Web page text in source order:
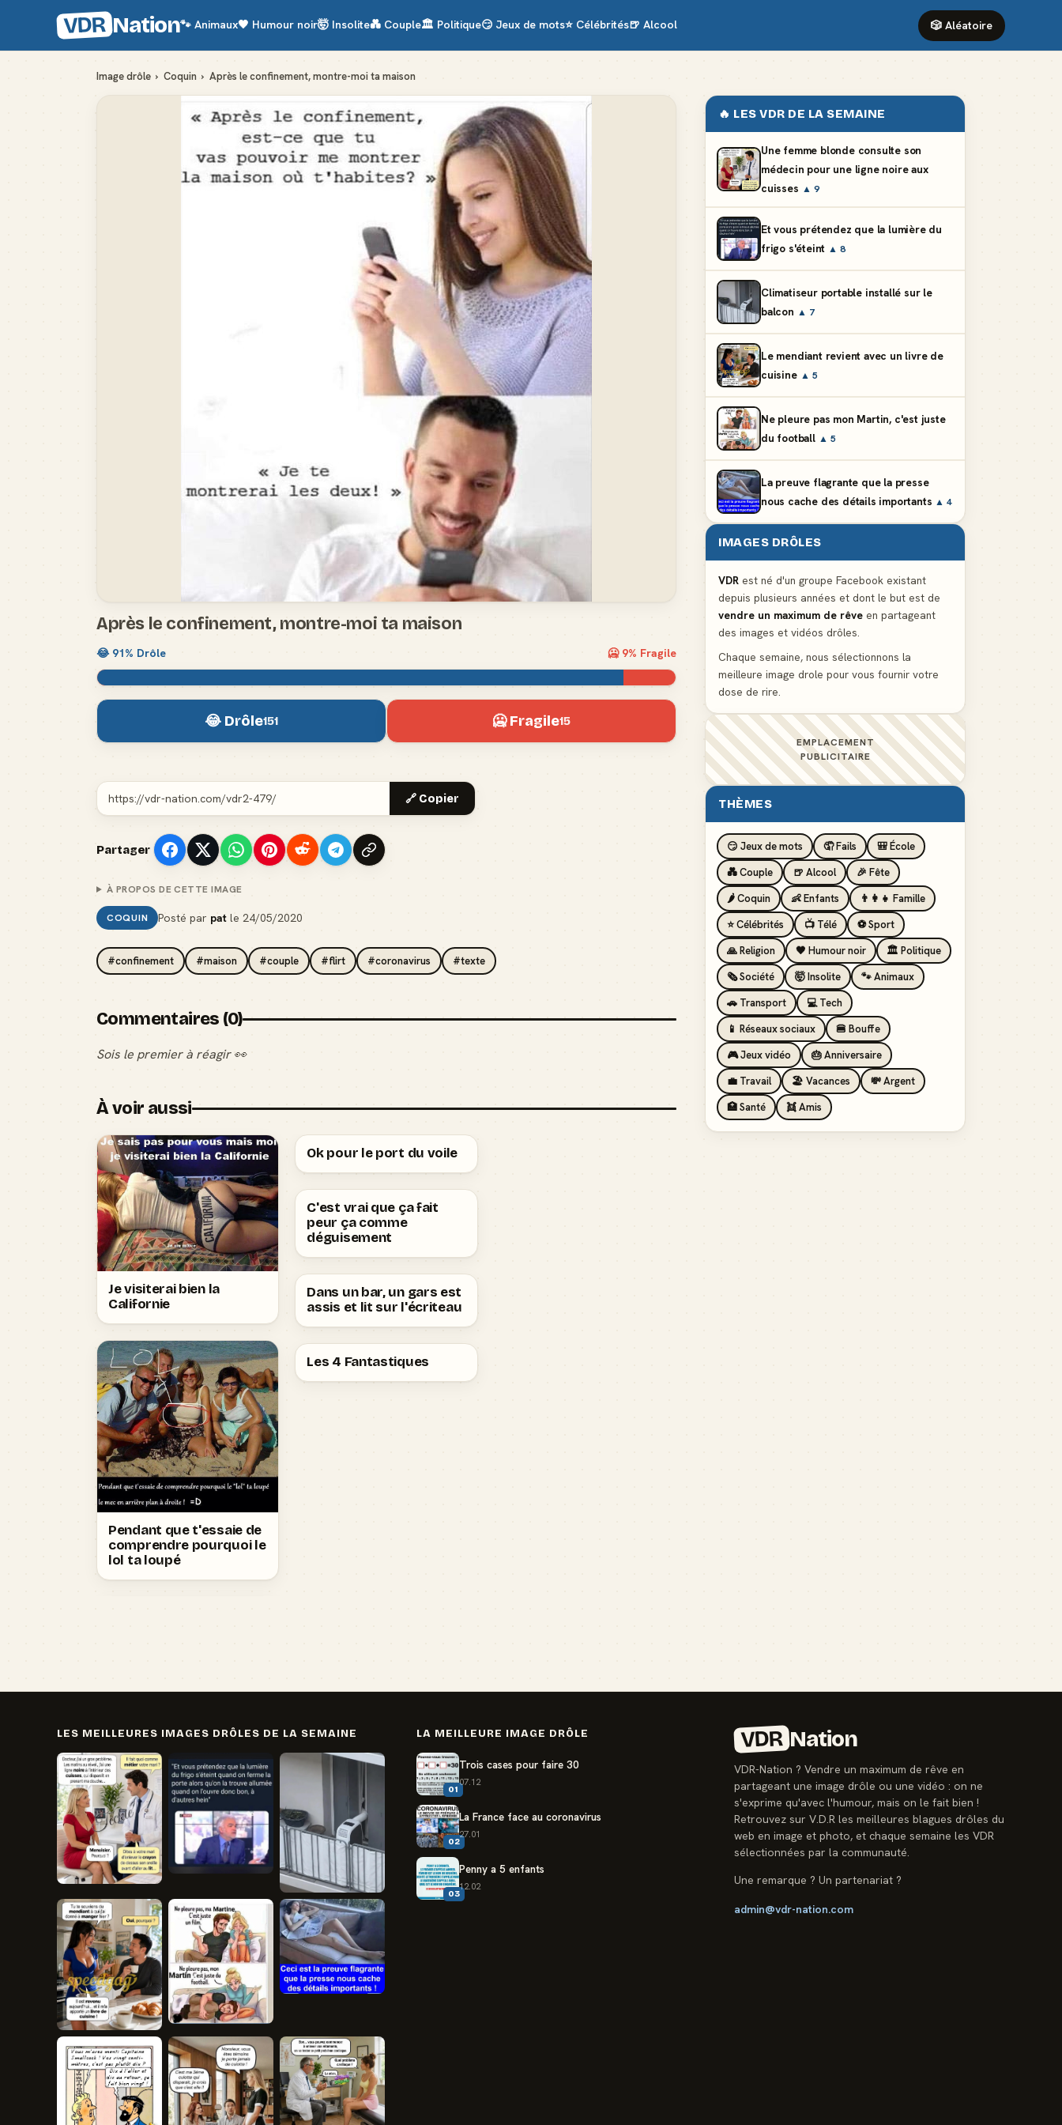
VDR Nation🐾 Animaux🖤 Humour noir🤯 Insolite💑 Couple🏛️ Politique😏 Jeux de mots⭐ Célébrités🍺 Alcool 🎲 Aléatoire
Image drôle › Coquin › Après le confinement, montre-moi ta maison
Après le confinement, montre-moi ta maison
😂 91% Drôle 🥶 9% Fragile
😂 Drôle151 🥶 Fragile15
🔗 Copier
Partager
À PROPOS DE CETTE IMAGE
COQUIN Posté par pat le 24/05/2020
#confinement #maison #couple #flirt #coronavirus #texte
Commentaires (0)
Sois le premier à réagir 👀
À voir aussi
Je visiterai bien la
Californie
Pendant que t'essaie de
comprendre pourquoi le
lol ta loupé
Ok pour le port du voile
C'est vrai que ça fait
peur ça comme
déguisement
Dans un bar, un gars est
assis et lit sur l'écriteau
Les 4 Fantastiques
🔥 LES VDR DE LA SEMAINE
Une femme blonde consulte son
médecin pour une ligne noire aux
cuisses ▲ 9
Et vous prétendez que la lumière du
frigo s'éteint ▲ 8
Climatiseur portable installé sur le
balcon ▲ 7
Le mendiant revient avec un livre de
cuisine ▲ 5
Ne pleure pas mon Martin, c'est juste
du football ▲ 5
La preuve flagrante que la presse
nous cache des détails importants ▲ 4
IMAGES DRÔLES
VDR est né d'un groupe Facebook existant
depuis plusieurs années et dont le but est de
vendre un maximum de rêve en partageant
des images et vidéos drôles.
Chaque semaine, nous sélectionnons la
meilleure image drole pour vous fournir votre
dose de rire.
EMPLACEMENT
PUBLICITAIRE
THÈMES
😏 Jeux de mots 🤦 Fails
🎒 École
💑 Couple
🍺 Alcool
🎉 Fête
🌶️ Coquin
👶 Enfants
👨‍👩‍👧 Famille
⭐ Célébrités
📺 Télé
⚽ Sport
🙏 Religion
🖤 Humour noir
🏛️ Politique
🗞️ Société
🤯 Insolite
🐾 Animaux
🚗 Transport
💻 Tech
📱 Réseaux sociaux
🍔 Bouffe
🎮 Jeux vidéo
🎂 Anniversaire
💼 Travail
🏖️ Vacances
💸 Argent
🏥 Santé
👯 Amis
LES MEILLEURES IMAGES DRÔLES DE LA SEMAINE LA MEILLEURE IMAGE DRÔLE
01
Trois cases pour faire 30
07.12
02
La France face au coronavirus
27.01
03
Penny a 5 enfants
12.02
VDR Nation
VDR-Nation ? Vendre un maximum de rêve en
partageant une image drôle ou une vidéo : on ne
s'exprime qu'avec l'humour, mais on le fait bien !
Retrouvez sur V.D.R les meilleures blagues drôles du
web en image et photo, et chaque semaine les VDR
sélectionnées par la communauté.
Une remarque ? Un partenariat ?
admin@vdr-nation.com